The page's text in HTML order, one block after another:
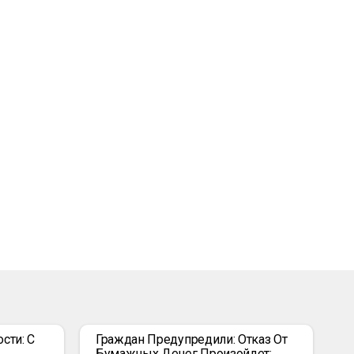
С
Граждан Предупредили: Отказ От